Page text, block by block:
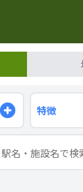
特徴